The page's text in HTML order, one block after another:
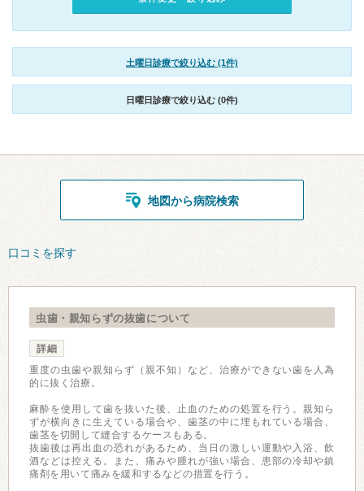
土曜日診療で絞り込む (1件)
日曜日診療で絞り込む (0件)
地図から病院検索
口コミを探す
虫歯・親知らずの抜歯について
詳細
重度の虫歯や親知らず（親不知）など、治療ができない歯を人為
的に抜く治療。
麻酔を使用して歯を抜いた後、止血のための処置を行う。親知ら
ずが横向きに生えている場合や、歯茎の中に埋もれている場合、
歯茎を切開して縫合するケースもある。
抜歯後は再出血の恐れがあるため、当日の激しい運動や入浴、飲
酒などは控える。また、痛みや腫れが強い場合、患部の冷却や鎮
痛剤を用いて痛みを緩和するなどの措置を行う。